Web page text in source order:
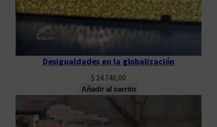
Desigualdades en la globalización
$ 24.740,00
Añadir al carrito